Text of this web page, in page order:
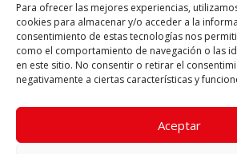
Para ofrecer las mejores experiencias,
cookies para almacenar y/o acceder a la
consentimiento de estas tecnologías nos
como el comportamiento de navegación o las
en este sitio. No consentir o retirar el
negativamente a ciertas características y
Aceptar
¿Cómo se fabrica el
KRYFIL METACRILATO SL
Política de privacidad